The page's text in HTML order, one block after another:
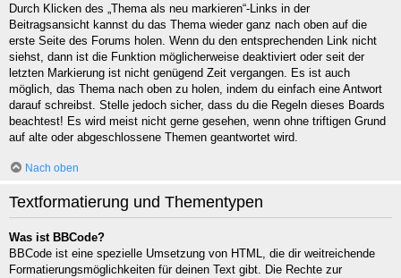
Durch Klicken des „Thema als neu markieren“-Links in der
Beitragsansicht kannst du das Thema wieder ganz nach oben auf die
erste Seite des Forums holen. Wenn du den entsprechenden Link nicht
siehst, dann ist die Funktion möglicherweise deaktiviert oder seit der
letzten Markierung ist nicht genügend Zeit vergangen. Es ist auch
möglich, das Thema nach oben zu holen, indem du einfach eine Antwort
darauf schreibst. Stelle jedoch sicher, dass du die Regeln dieses Boards
beachtest! Es wird meist nicht gerne gesehen, wenn ohne triftigen Grund
auf alte oder abgeschlossene Themen geantwortet wird.
Nach oben
Textformatierung und Thementypen
Was ist BBCode?
BBCode ist eine spezielle Umsetzung von HTML, die dir weitreichende
Formatierungsmöglichkeiten für deinen Text gibt. Die Rechte zur